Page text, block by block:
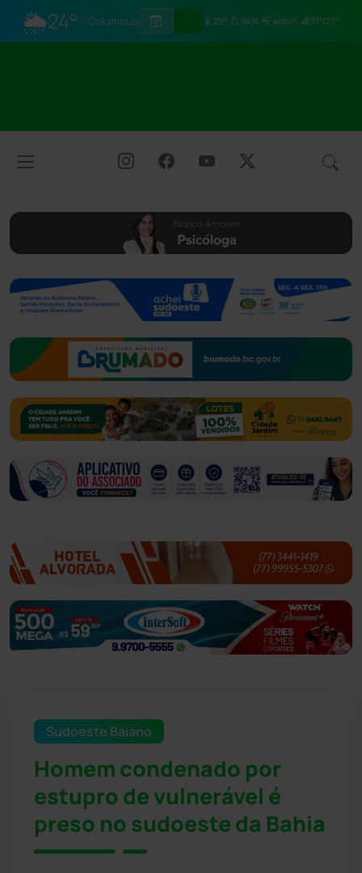
🌦24° Columbus 29° 94% 4km/h 31°/23°
Sudoeste Baiano
Homem condenado por
estupro de vulnerável é
preso no sudoeste da Bahia